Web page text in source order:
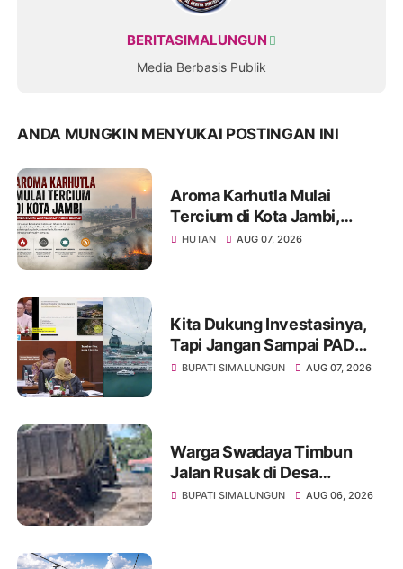
BERITASIMALUNGUN
Media Berbasis Publik
ANDA MUNGKIN MENYUKAI POSTINGAN INI
Aroma Karhutla Mulai
Tercium di Kota Jambi,
Warga Diminta Waspada
HUTAN AUG 07, 2026
Kita Dukung Investasinya,
Tapi Jangan Sampai PAD
Simalungun yang Jadi
BUPATI SIMALUNGUN AUG 07, 2026
Warga Swadaya Timbun
Jalan Rusak di Desa
Sibangun Mariah, Harapkan
BUPATI SIMALUNGUN AUG 06, 2026